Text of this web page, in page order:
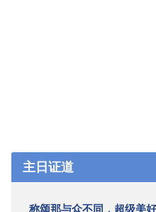
主日证道
称颂那与众不同，超级美